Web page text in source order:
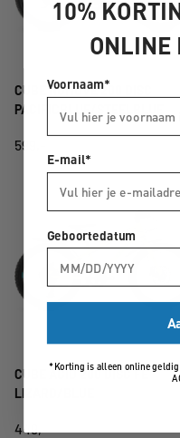
CUBE NUMOVE 200 DISC
PACIFICBLUE/STEELBLUE
599,-
CUBE ACID 200 DISC FE
LIZARD/BLUE
449,-
10%
ONLINE
Voornaam*
E-mail*
Geboortedatum
*Korting is alleen online geldig